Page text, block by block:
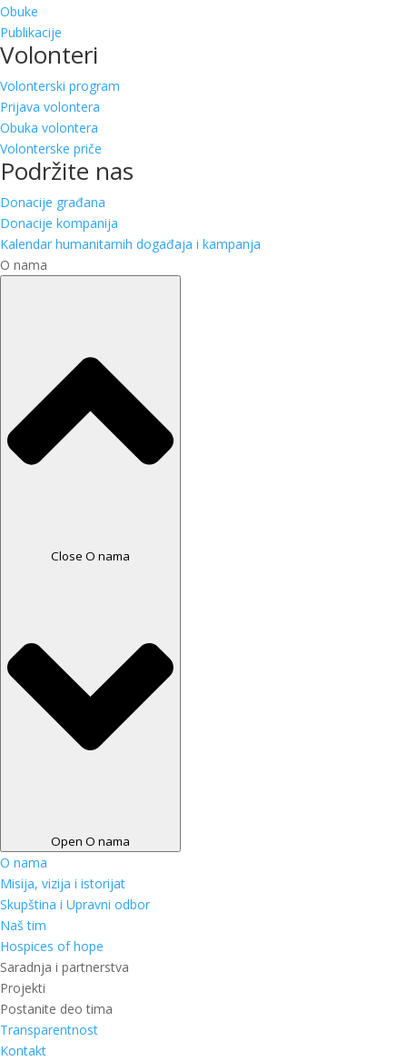
Obuke
Publikacije
Volonteri
Volonterski program
Prijava volontera
Obuka volontera
Volonterske priče
Podržite nas
Donacije građana
Donacije kompanija
Kalendar humanitarnih događaja i kampanja
O nama
Close O nama
Open O nama
O nama
Misija, vizija i istorijat
Skupština i Upravni odbor
Naš tim
Hospices of hope
Saradnja i partnerstva
Projekti
Postanite deo tima
Transparentnost
Kontakt